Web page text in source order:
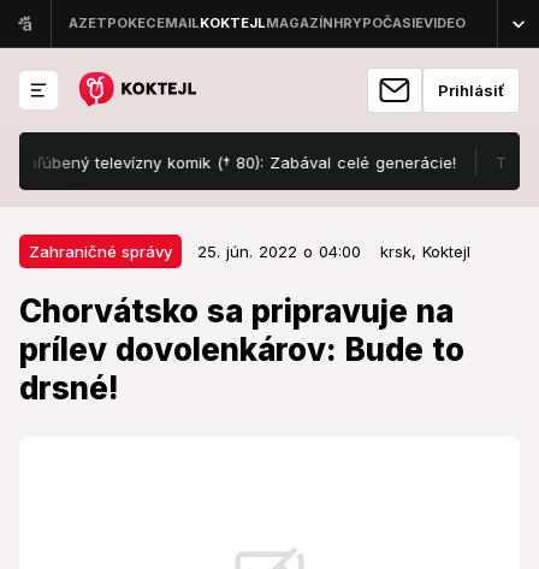
Prihlásiť
televízny komik († 80): Zabával celé generácie! To
Zahraničné správy 25. jún. 2022 o 04:00 krsk, Koktejl
Chorvátsko sa pripravuje na
prílev dovolenkárov: Bude to
drsné!
Zahraničné správy 25. jún. 2022 o 04:00
Chorvátsko sa pripravuje na prílev
dovolenkárov: Bude to drsné!
Dovolenková destinácia, ktorú milujú Slováci i Česi, sa